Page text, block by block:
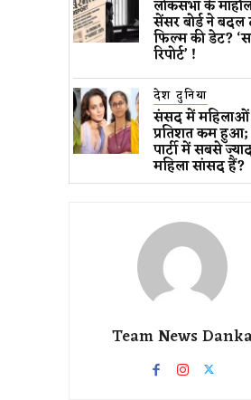
लोकसभा के
सेंसर बोर्ड ने बदल
फिल्म की डेट?
रिपोर्ट’ !
देश दुनिया
संसद में महिलाओं
प्रतिशत कम
पार्टी में सबसे
महिला सांसद हैं?
Team News